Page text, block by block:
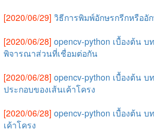
[2020/06/29] วิธีการพิมพ์อักษรกรีกหรืออั
[2020/06/28] opencv-python เบื้องต้น
พิจารณาส่วนที่เชื่อมต่อกัน
[2020/06/28] opencv-python เบื้องต้น
ประกอบของเส้นเค้าโครง
[2020/06/28] opencv-python เบื้องต้น
เค้าโครง